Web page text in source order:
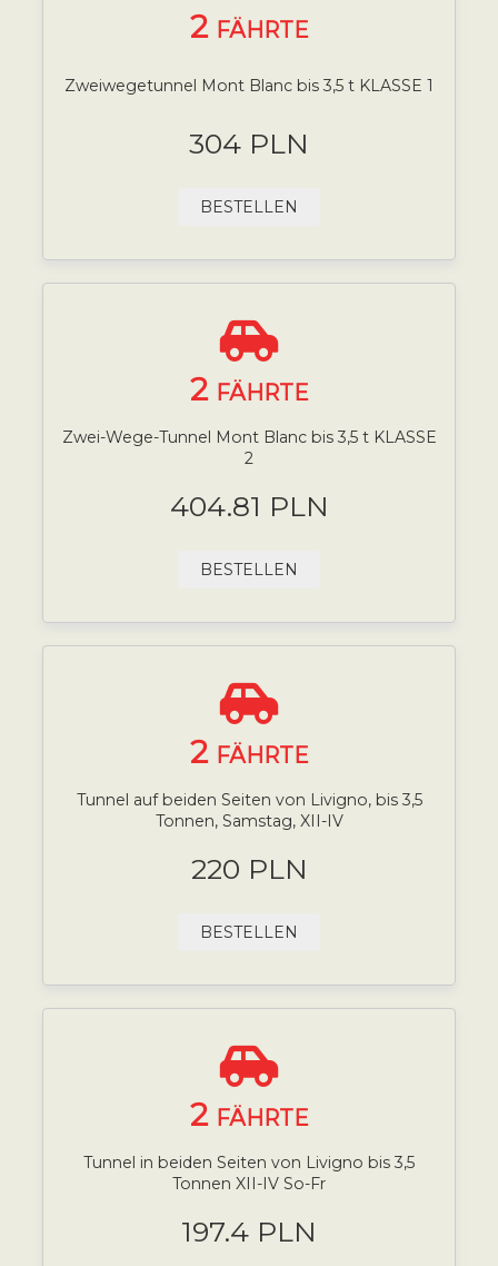
2 FÄHRTE
Zweiwegetunnel Mont Blanc bis 3,5 t KLASSE 1
304 PLN
BESTELLEN
2 FÄHRTE
Zwei-Wege-Tunnel Mont Blanc bis 3,5 t KLASSE
2
404.81 PLN
BESTELLEN
2 FÄHRTE
Tunnel auf beiden Seiten von Livigno, bis 3,5
Tonnen, Samstag, XII-IV
220 PLN
BESTELLEN
2 FÄHRTE
Tunnel in beiden Seiten von Livigno bis 3,5
Tonnen XII-IV So-Fr
197.4 PLN